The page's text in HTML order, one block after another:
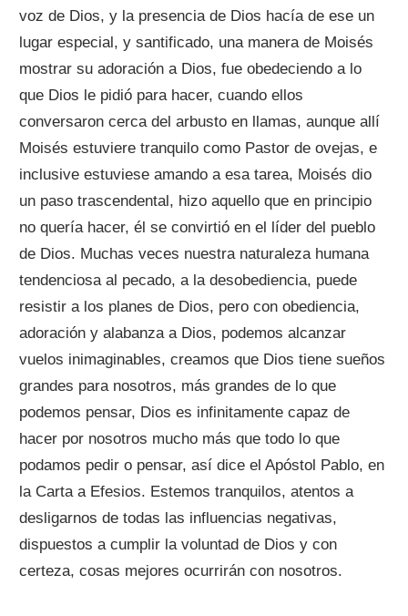
voz de Dios, y la presencia de Dios hacía de ese un
lugar especial, y santificado, una manera de Moisés
mostrar su adoración a Dios, fue obedeciendo a lo
que Dios le pidió para hacer, cuando ellos
conversaron cerca del arbusto en llamas, aunque allí
Moisés estuviere tranquilo como Pastor de ovejas, e
inclusive estuviese amando a esa tarea, Moisés dio
un paso trascendental, hizo aquello que en principio
no quería hacer, él se convirtió en el líder del pueblo
de Dios. Muchas veces nuestra naturaleza humana
tendenciosa al pecado, a la desobediencia, puede
resistir a los planes de Dios, pero con obediencia,
adoración y alabanza a Dios, podemos alcanzar
vuelos inimaginables, creamos que Dios tiene sueños
grandes para nosotros, más grandes de lo que
podemos pensar, Dios es infinitamente capaz de
hacer por nosotros mucho más que todo lo que
podamos pedir o pensar, así dice el Apóstol Pablo, en
la Carta a Efesios. Estemos tranquilos, atentos a
desligarnos de todas las influencias negativas,
dispuestos a cumplir la voluntad de Dios y con
certeza, cosas mejores ocurrirán con nosotros.